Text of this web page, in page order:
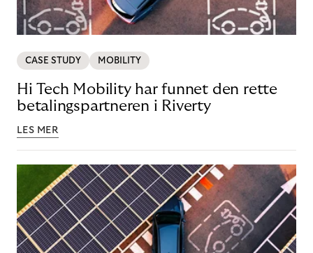
CASE STUDY MOBILITY
Hi Tech Mobility har funnet den rette
betalingspartneren i Riverty
LES MER